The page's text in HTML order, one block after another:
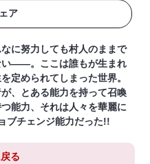
ア
に努力しても村人のままで
い――。ここは誰もが生まれ
定められてしまった世界。
、とある能力を持って召喚
能力、それは人々を華麗に
ブチェンジ能力だった!!
る